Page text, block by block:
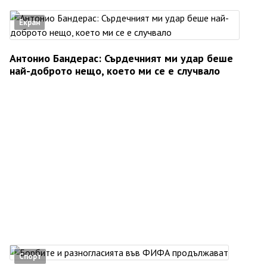
Екран
Антонио Бандерас: Сърдечният ми удар беше
най-доброто нещо, което ми се е случвало
Спорт